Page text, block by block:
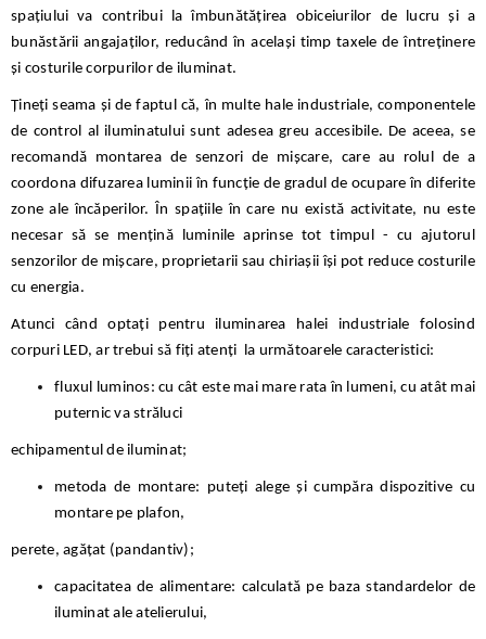
spațiului va contribui la îmbunătățirea obiceiurilor de lucru și a
bunăstării angajaților, reducând în același timp taxele de întreținere
și costurile corpurilor de iluminat.
Țineți seama și de faptul că, în multe hale industriale, componentele
de control al iluminatului sunt adesea greu accesibile. De aceea, se
recomandă montarea de senzori de mișcare, care au rolul de a
coordona difuzarea luminii în funcție de gradul de ocupare în diferite
zone ale încăperilor. În spațiile în care nu există activitate, nu este
necesar să se mențină luminile aprinse tot timpul - cu ajutorul
senzorilor de mișcare, proprietarii sau chiriașii își pot reduce costurile
cu energia.
Atunci când optați pentru iluminarea halei industriale folosind
corpuri LED, ar trebui să fiți atenți la următoarele caracteristici:
fluxul luminos: cu cât este mai mare rata în lumeni, cu atât mai
puternic va străluci
echipamentul de iluminat;
metoda de montare: puteți alege și cumpăra dispozitive cu
montare pe plafon,
perete, agățat (pandantiv);
capacitatea de alimentare: calculată pe baza standardelor de
iluminat ale atelierului,